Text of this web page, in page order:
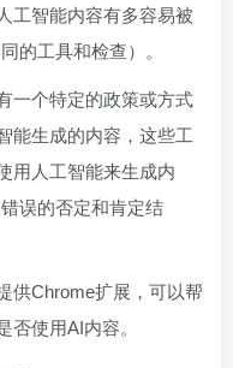
工智能内容有多容易被
的工具和检查）。
一个特定的政策或方式
能生成的内容，这些工
用人工智能来生成内
误的否定和肯定结
供Chrome扩展，可以帮
否使用AI内容。